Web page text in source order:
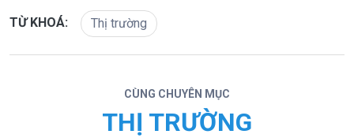
TỪ KHOÁ: Thị trường
CÙNG CHUYÊN MỤC
THỊ TRƯỜNG